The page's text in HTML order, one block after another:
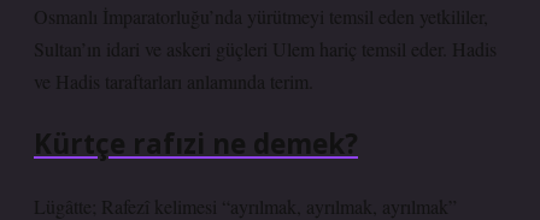
Osmanlı İmparatorluğu’nda yürütmeyi temsil eden yetkililer,
Sultan’ın idari ve askeri güçleri Ulem hariç temsil eder. Hadis
ve Hadis taraftarları anlamında terim.
Kürtçe rafızi ne demek?
Lügâtte; Rafezî kelimesi “ayrılmak, ayrılmak, ayrılmak”